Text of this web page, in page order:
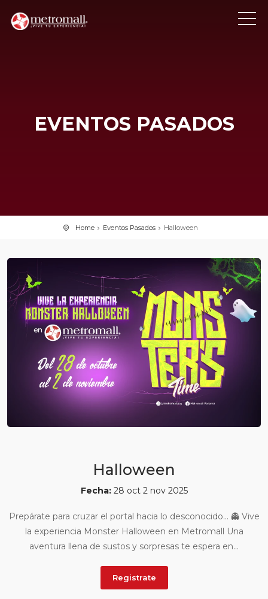
EVENTOS PASADOS
Home Eventos Pasados Halloween
Halloween
Fecha:28 oct 2 nov 2025
Prepárate para cruzar el portal hacia lo desconocido... 👻 Vive
la experiencia Monster Halloween en Metromall Una
aventura llena de sustos y sorpresas te espera en...
Registrate